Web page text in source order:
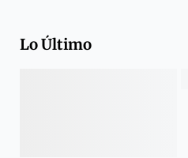
Lo Último